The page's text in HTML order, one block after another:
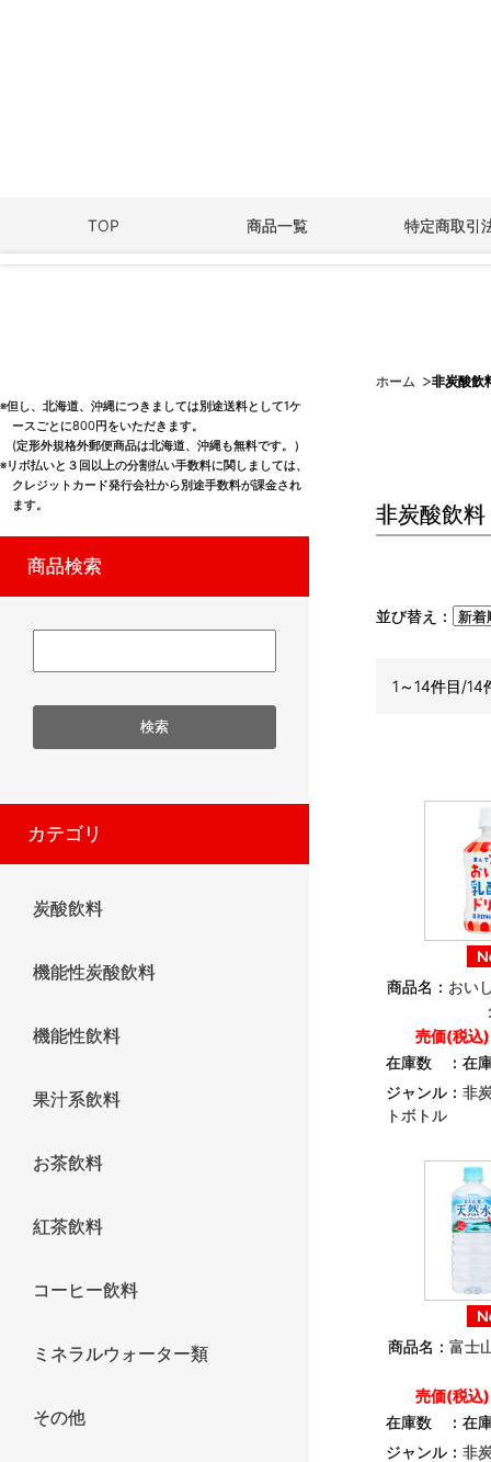
TOP 商品一覧 特定商取引
ホーム 非炭酸飲
非炭酸飲料
並び替え：
1～14件目/14
商品名： おい
売価(税込
在庫数 ：在
ジャンル：非
トボトル
商品名： 富士
売価(税込
在庫数 ：在
ジャンル：非
※但し、北海道、沖縄につきましては別途送料として1ケ
ースごとに800円をいただきます。
(定形外規格外郵便商品は北海道、沖縄も無料です。）
※リボ払いと３回以上の分割払い手数料に関しましては、
クレジットカード発行会社から別途手数料が課金され
ます。
商品検索
カテゴリ
炭酸飲料
機能性炭酸飲料
機能性飲料
果汁系飲料
お茶飲料
紅茶飲料
コーヒー飲料
ミネラルウォーター類
その他